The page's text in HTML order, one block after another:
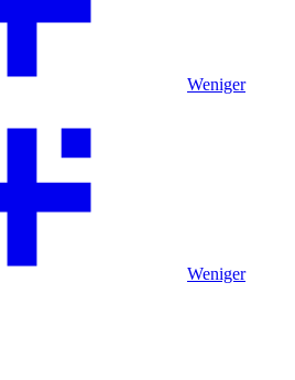
Weniger
Weniger